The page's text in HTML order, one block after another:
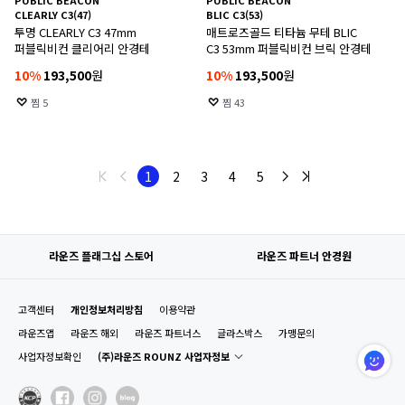
CLEARLY C3(47)
투명 CLEARLY C3 47mm
퍼블릭비컨 클리어리 안경테
10% 193,500원
찜 5
BLIC C3(53)
매트로즈골드 티타늄 무테 BLIC
C3 53mm 퍼블릭비컨 브릭 안경테
10% 193,500원
찜 43
1 2 3 4 5
라운즈 플래그십 스토어 라운즈 파트너 안경원
고객센터 개인정보처리방침
이용약관
라운즈앱
라운즈 해외 라운즈 파트너스 글라스박스
가맹문의
사업자정보확인
(주)라운즈 ROUNZ 사업자정보